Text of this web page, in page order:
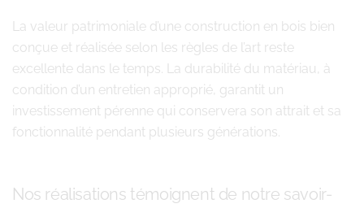
La valeur patrimoniale d’une construction en bois bien
conçue et réalisée selon les règles de l’art reste
excellente dans le temps. La durabilité du matériau, à
condition d’un entretien approprié, garantit un
investissement pérenne qui conservera son attrait et sa
fonctionnalité pendant plusieurs générations.
Nos réalisations témoignent de notre savoir-